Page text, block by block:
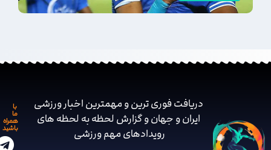
دریافت فوری ترین و مهمترین اخبار ورزشی
ایران و جهان و گزارش لحظه به لحظه های
رویدادهای مهم ‌ورزشی
همراه
باشید